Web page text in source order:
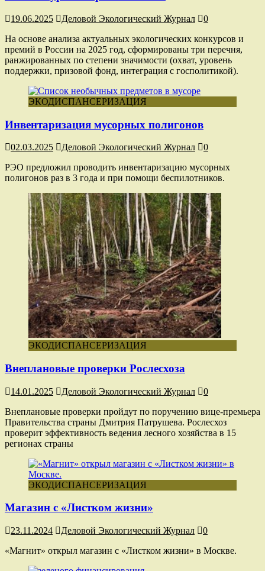
19.06.2025 Деловой Экологический Журнал
0
На основе анализа актуальных экологических конкурсов и
премий в России на 2025 год, сформированы три перечня,
ранжированных по степени значимости (охват, уровень
поддержки, призовой фонд, интеграция с госполитикой).
ЭКОДИСПАНСЕРИЗАЦИЯ
Инвентаризация мусорных полигонов
02.03.2025 Деловой Экологический Журнал
0
РЭО предложил проводить инвентаризацию мусорных
полигонов раз в 3 года и при помощи беспилотников.
ЭКОДИСПАНСЕРИЗАЦИЯ
Внеплановые проверки Рослесхоза
14.01.2025 Деловой Экологический Журнал
0
Внеплановые проверки пройдут по поручению вице-премьера
Правительства страны Дмитрия Патрушева. Рослесхоз
проверит эффективность ведения лесного хозяйства в 15
регионах страны
ЭКОДИСПАНСЕРИЗАЦИЯ
Магазин с «Листком жизни»
23.11.2024 Деловой Экологический Журнал
0
«Магнит» открыл магазин с «Листком жизни» в Москве.